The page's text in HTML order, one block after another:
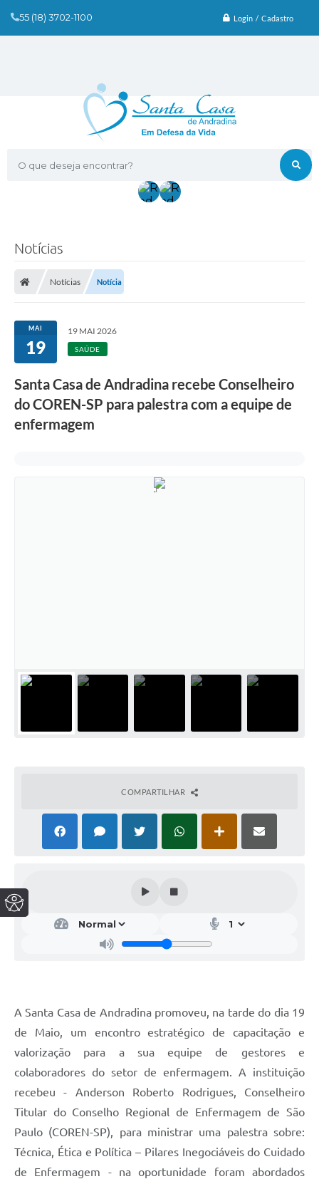
Login / Cadastro
O que deseja encontrar?
55 (18) 3702-1100
Notícias
Notícias Notícia
MAI
19
19 MAI 2026
SAÚDE
Santa Casa de Andradina recebe Conselheiro
do COREN-SP para palestra com a equipe de
enfermagem
COMPARTILHAR
A Santa Casa de Andradina promoveu, na tarde do dia 19
de Maio, um encontro estratégico de capacitação e
valorização para a sua equipe de gestores e
colaboradores do setor de enfermagem. A instituição
recebeu - Anderson Roberto Rodrigues, Conselheiro
Titular do Conselho Regional de Enfermagem de São
Paulo (COREN-SP), para ministrar uma palestra sobre:
Técnica, Ética e Política – Pilares Inegociáveis do Cuidado
de Enfermagem - na oportunidade foram abordados